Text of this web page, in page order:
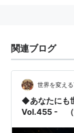
関連ブログ
世界を変え
◆あなたにも
Vol.455 - （